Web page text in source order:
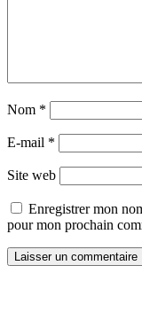
Nom *
E-mail *
Site web
Enregistrer mon
pour mon prochain